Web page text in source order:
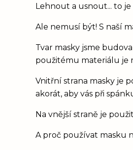
Lehnout a usnout... to je
Ale nemusí být! S naší
Tvar masky jsme
použitému materiálu je
Vnitřní strana masky je
akorát, aby vás při
Na vnější straně je
A proč používat masku